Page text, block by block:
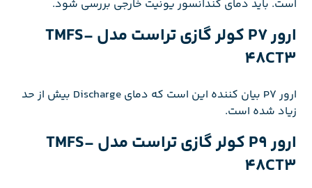
است. باید دمای کندانسور یونیت خارجی بررسی شود.
ارور P7 کولر گازی تراست مدل TMFS-
48CT3
ارور P7 بیان کننده این است که دمای Discharge بیش از حد
زیاد شده است.
ارور P9 کولر گازی تراست مدل TMFS-
48CT3